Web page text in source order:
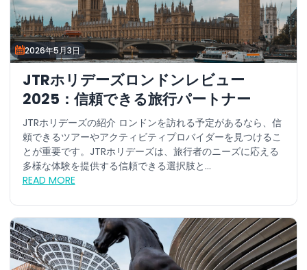
2026年5月3日
JTRホリデーズロンドンレビュー
2025：信頼できる旅行パートナー
JTRホリデーズの紹介 ロンドンを訪れる予定があるなら、信
頼できるツアーやアクティビティプロバイダーを見つけるこ
とが重要です。JTRホリデーズは、旅行者のニーズに応える
多様な体験を提供する信頼できる選択肢と...
READ MORE